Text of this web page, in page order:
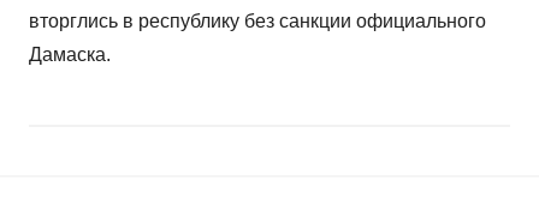
вторглись в республику без санкции официального
Дамаска.